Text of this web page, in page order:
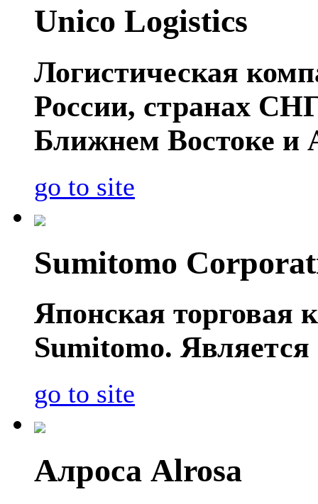
Unico Logistics
Логистическая
России, странах
Ближнем Востоке и
go to site
Sumitomo
Японская торговая
Sumitomo.
go to site
Алроса Alrosa